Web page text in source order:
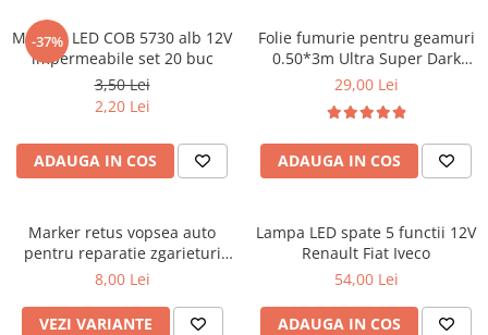
Huse Volan din Piele Ecologica cu
Silicon
Huse Volan Piele Naturala
Huse Volan Silicon
Odorizante Auto
Oglinda Retrovizoare
Ornamente Pedale Auto
Ornamente Protectie Portiera
Ornamente Schimbator Viteza
Tavite Portbagaj
-37%
Module LED COB 5730 alb 12V
impermeabile set 20 buc
3,50 Lei
2,20 Lei
ADAUGA IN COS
Folie fumurie pentru geamuri
0.50*3m Ultra Super Dark
Black 1%
29,00 Lei
ADAUGA IN COS
Marker retus vopsea auto
pentru reparatie zgarieturi
caroserie
8,00 Lei
VEZI VARIANTE
Lampa LED spate 5 functii 12V
Renault Fiat Iveco
54,00 Lei
ADAUGA IN COS